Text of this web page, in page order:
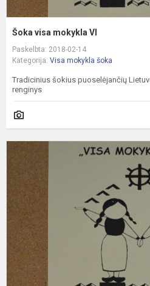
Šoka visa mokykla VI
Paskelbta: 2018-02-14
Kategorija: Visa mokykla šoka
Tradicinius šokius puoselėjančių
renginys